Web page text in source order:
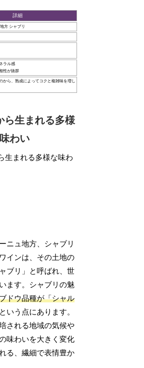
詳細
方 シャブリ
ラル感
性が抜群
から、熟成によってコクと複雑味を増し
ら生まれる多様
わい
ニュ地方、シャブリ
インは、その土地の
ブリ」と呼ばれ、世
ます。シャブリの魅
ドウ品種が「シャル
いう点にあります。
される地域の気候や
味わいを大きく変化
る、繊細で表情豊か